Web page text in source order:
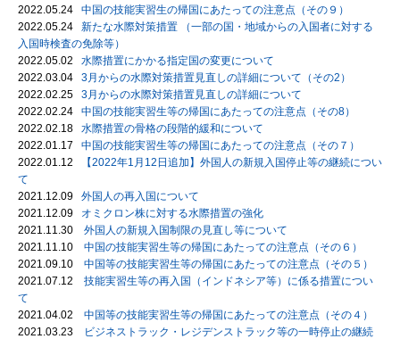
2022.05.24
中国の技能実習生の帰国にあたっての注意点（その９）
2022.05.24
新たな水際対策措置 （一部の国・地域からの入国者に対する
入国時検査の免除等）
2022.05.02
水際措置にかかる指定国の変更について
2022.03.04
3月からの水際対策措置見直しの詳細について（その2）
2022.02.25
3月からの水際対策措置見直しの詳細について
2022.02.24
中国の技能実習生等の帰国にあたっての注意点（その8）
2022.02.18
水際措置の骨格の段階的緩和について
2022.01.17
中国の技能実習生等の帰国にあたっての注意点（その７）
2022.01.12
【2022年1月12日追加】外国人の新規入国停止等の継続につい
て
2021.12.09
外国人の再入国について
2021.12.09
オミクロン株に対する水際措置の強化
2021.11.30 外国人の新規入国制限の見直し等について
2021.11.10 中国の技能実習生等の帰国にあたっての注意点（その６）
2021.09.10 中国等の技能実習生等の帰国にあたっての注意点（その５）
2021.07.12 技能実習生等の再入国（インドネシア等）に係る措置につい
て
2021.04.02 中国等の技能実習生等の帰国にあたっての注意点（その４）
2021.03.23
ビジネストラック・レジデンストラック等の一時停止の継続